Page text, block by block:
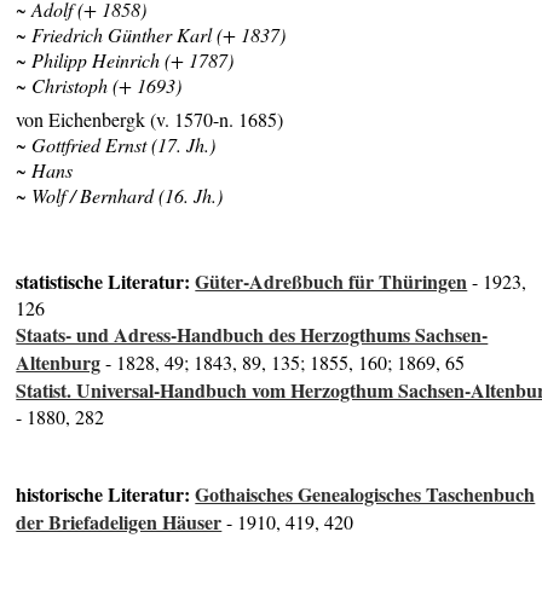
~ Adolf (+ 1858)
~ Friedrich Günther Karl (+ 1837)
~ Philipp Heinrich (+ 1787)
~ Christoph (+ 1693)
von Eichenbergk (v. 1570-n. 1685)
~ Gottfried Ernst (17. Jh.)
~ Hans
~ Wolf / Bernhard (16. Jh.)
statistische Literatur:Güter-Adreßbuch für Thüringen- 1923,
126
Staats- und Adress-Handbuch des Herzogthums Sachsen-
Altenburg- 1828, 49; 1843, 89, 135; 1855, 160; 1869, 65
Statist. Universal-Handbuch vom Herzogthum Sachsen-
- 1880, 282
historische Literatur:Gothaisches Genealogisches Taschenbuch
der Briefadeligen Häuser- 1910, 419, 420